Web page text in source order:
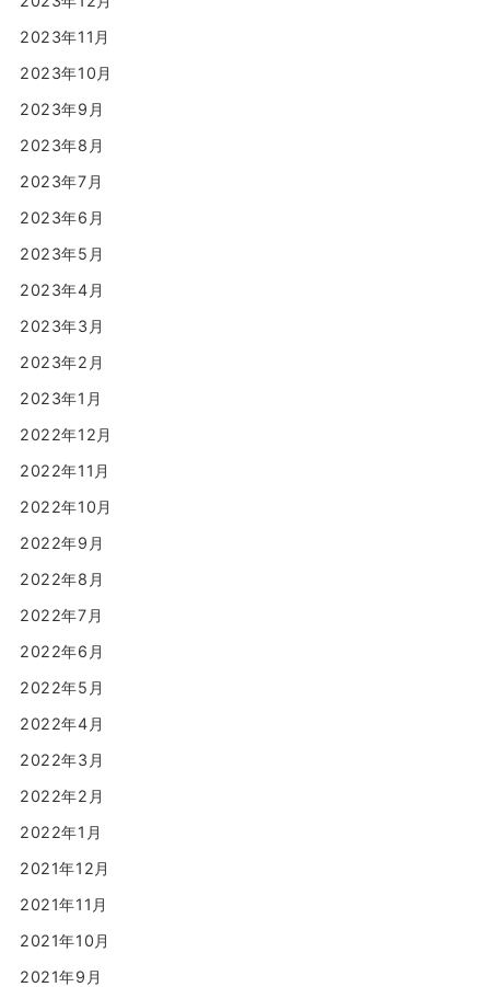
2023年11月
2023年10月
2023年9月
2023年8月
2023年7月
2023年6月
2023年5月
2023年4月
2023年3月
2023年2月
2023年1月
2022年12月
2022年11月
2022年10月
2022年9月
2022年8月
2022年7月
2022年6月
2022年5月
2022年4月
2022年3月
2022年2月
2022年1月
2021年12月
2021年11月
2021年10月
2021年9月